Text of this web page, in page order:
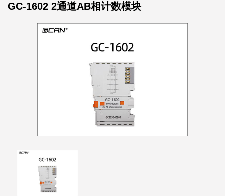
GC-1602 2通道AB相计数模块